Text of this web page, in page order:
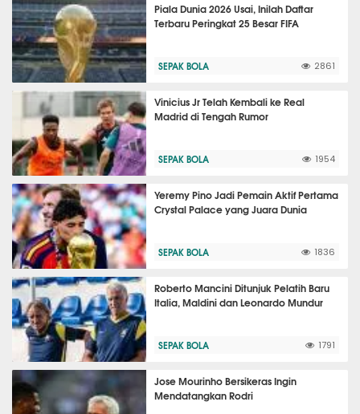
Piala Dunia 2026 Usai, Inilah Daftar
Terbaru Peringkat 25 Besar FIFA
SEPAK BOLA 2861
Vinicius Jr Telah Kembali ke Real
Madrid di Tengah Rumor
SEPAK BOLA 1954
Yeremy Pino Jadi Pemain Aktif Pertama
Crystal Palace yang Juara Dunia
SEPAK BOLA 1836
Roberto Mancini Ditunjuk Pelatih Baru
Italia, Maldini dan Leonardo Mundur
SEPAK BOLA 1791
Jose Mourinho Bersikeras Ingin
Mendatangkan Rodri